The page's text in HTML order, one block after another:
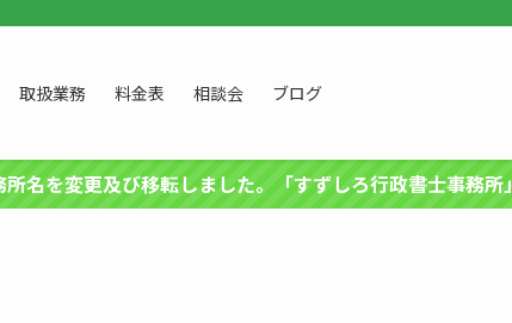
取扱業務 料金表 相談会 ブログ
名を変更及び移転しました。「すずしろ行政書士事務所」